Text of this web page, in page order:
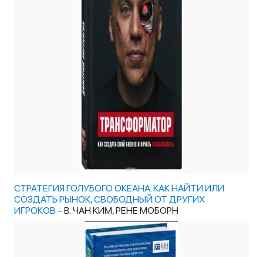
СТРАТЕГИЯ ГОЛУБОГО ОКЕАНА. КАК НАЙТИ ИЛИ
СОЗДАТЬ РЫНОК, СВОБОДНЫЙ ОТ ДРУГИХ
ИГРОКОВ – В. ЧАН КИМ, РЕНЕ МОБОРН